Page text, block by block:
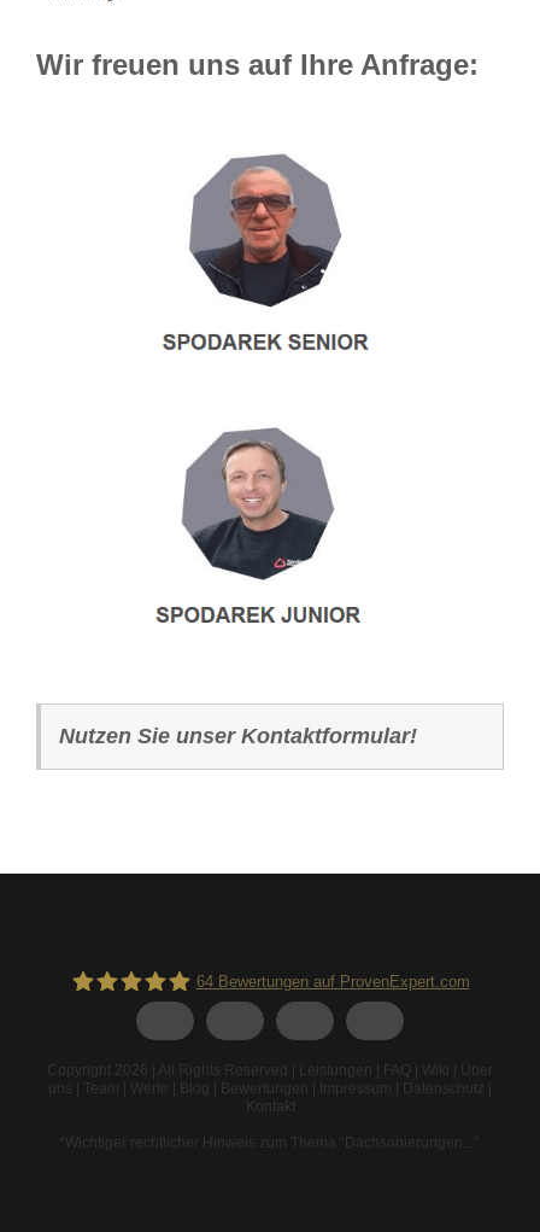
Wir freuen uns auf Ihre Anfrage:
Nutzen Sie unser Kontaktformular!
64Bewertungen auf ProvenExpert.com
Copyright 2026 | All Rights Reserved | Leistungen FAQ Wiki
Über
uns
Team Werte Blog Bewertungen Impressum Datenschutz
Kontakt
*Wichtiger rechtlicher Hinweis zum Thema “Dachsanierungen...” .